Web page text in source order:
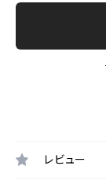
レビュー